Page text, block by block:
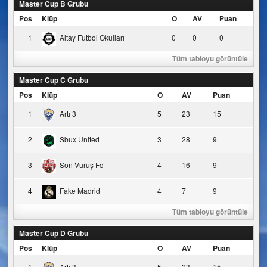
Master Cup B Grubu
Pos
Klüp O AV Puan
1 Altay Futbol Okulları 0 0 0
Tüm tabloyu görüntüle
Master Cup C Grubu
Pos
Klüp O AV Puan
1 Artı 3 5 23 15
2 Sbux United 3 28 9
3 Son Vuruş Fc 4 16 9
4 Fake Madrid 4 7 9
Tüm tabloyu görüntüle
Master Cup D Grubu
Pos
Klüp O AV Puan